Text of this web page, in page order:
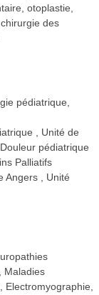
otoplastie,
des
pédiatrique,
Unité de
pédiatrique
Palliatifs
Angers
Unité
Maladies
Electromyographie,